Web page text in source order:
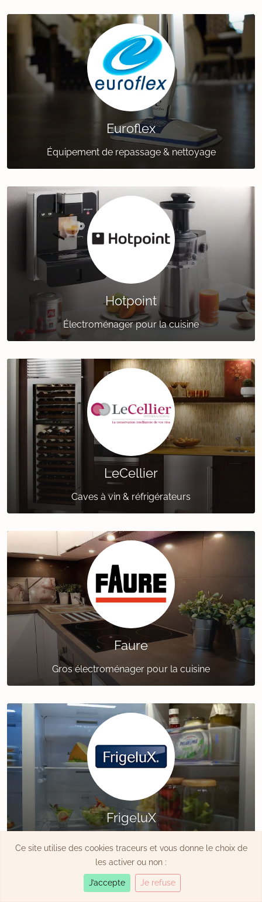
Euroflex
Équipement de repassage & nettoyage
Hotpoint
Électroménager pour la cuisine
LeCellier
Caves à vin & réfrigérateurs
Faure
Gros électroménager pour la cuisine
FrigeluX
Électroménager du froid pour la cuisine
Ce site utilise des cookies traceurs et vous donne le choix de
les activer ou non :
J’accepte Je refuse